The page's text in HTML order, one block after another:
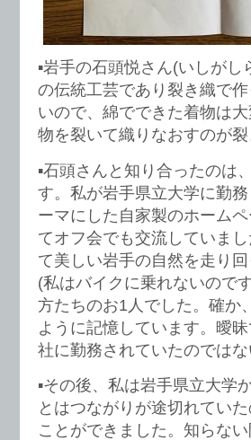
▪️岩手の石頭悦さん(いしが
の伝統工芸であり裂き織で
いので、綿でできた着物は
物を裂いて織りなおすのが
▪️石頭さんと知り合ったのは
す。私が岩手県立大学に勤
ーマにした自家製のホーム
てオフ会でも交流していま
て美しい岩手の自然を走り
(私はバイクに乗れないので
方たちのお1人でした。確か
ように記憶しています。曖
社に勤務されていたのでは
▪️その後、私は岩手県立大学
とはつながりが途切れてい
ことができました。知らな